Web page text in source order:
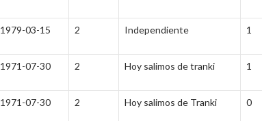
1979-03-15 2 Independiente 1
1971-07-30 2 Hoy salimos de tranki 1
1971-07-30 2 Hoy salimos de Tranki 0